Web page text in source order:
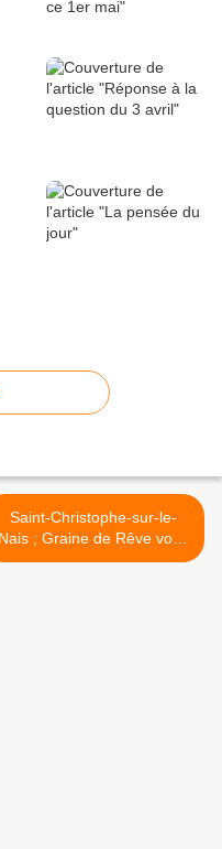
Saint-Christophe-sur-le-
Nais ; Graine de Rêve vous
informe ! >